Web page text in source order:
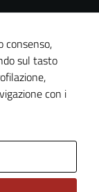
consenso,
sul tasto
con i